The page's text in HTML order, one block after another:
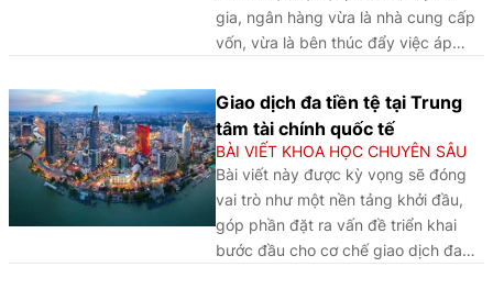
các ngân hàng thương mại cổ phần
tại Việt Nam...
gia, ngân hàng vừa là nhà cung cấp
vốn, vừa là bên thúc đẩy việc áp
vững trong hoạt động sản xuất và
đầu tư.
Giao dịch đa tiền tệ tại Trung
tâm tài chính quốc tế
BÀI VIẾT KHOA HỌC CHUYÊN SÂU
Bài viết này được kỳ vọng sẽ đóng
vai trò như một nền tảng khởi đầu,
góp phần đặt ra vấn đề triển khai
bước đầu cho cơ chế giao dịch đa